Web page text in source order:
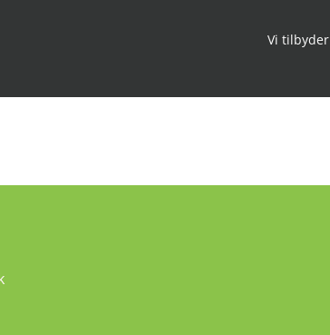
Vi tilbyder